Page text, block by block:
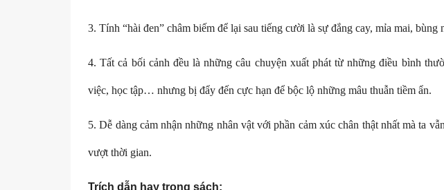
3. Tính “hài đen” châm biếm để lại sau tiếng cười là sự đắng cay, mỉa mai, bùng
4. Tất cả bối cảnh đều là những câu chuyện xuất phát từ những điều bình
việc, học tập… nhưng bị đẩy đến cực hạn để bộc lộ những mâu thuẫn tiềm ẩn.
5. Dễ dàng cảm nhận những nhân vật với phần cảm xúc chân thật nhất mà ta
vượt thời gian.
Trích dẫn hay trong sách: